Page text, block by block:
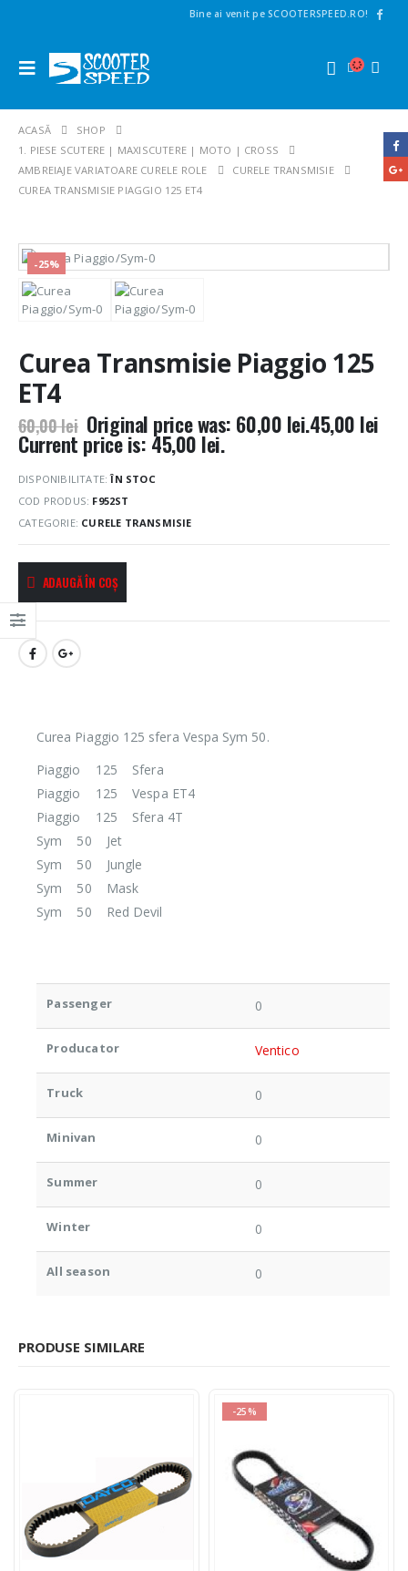
Bine ai venit pe SCOOTERSPEED.RO!
ACASĂ
SHOP
1. PIESE SCUTERE | MAXISCUTERE | MOTO | CROSS
AMBREIAJE VARIATOARE CURELE ROLE
CURELE TRANSMISIE
CUREA TRANSMISIE PIAGGIO 125 ET4
-25%
Curea Transmisie Piaggio 125
ET4
60,00lei Original price was: 60,00 lei.45,00 lei
Current price is: 45,00 lei.
DISPONIBILITATE:ÎN STOC
COD PRODUS: F952ST
CATEGORIE: CURELE TRANSMISIE
ADAUGĂ ÎN COȘ
Curea Piaggio 125 sfera Vespa Sym 50.
Piaggio 125 Sfera
Piaggio 125 Vespa ET4
Piaggio 125 Sfera 4T
Sym 50 Jet
Sym 50 Jungle
Sym 50 Mask
Sym 50 Red Devil
Passenger 0
Producator Ventico
Truck 0
Minivan 0
Summer 0
Winter 0
All season 0
PRODUSE SIMILARE
-25%